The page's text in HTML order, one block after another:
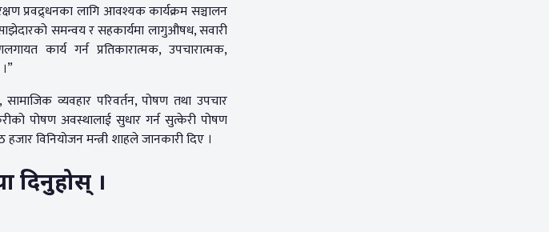
प्रवद्र्धनका लागि आवश्यक कार्यक्रम सञ्चालन
समन्वय र सहकार्यमा लागुऔषध, सवारी
कार्य गर्न प्रतिकारात्मक, उपचारात्मक,
व्यवहार परिवर्तन, पोषण तथा उपचार
पोषण अवस्थालाई सुधार गर्न सुत्केरी पोषण
विनियोजन मन्त्री शाहले जानकारी दिए ।
दिनुहोस् ।